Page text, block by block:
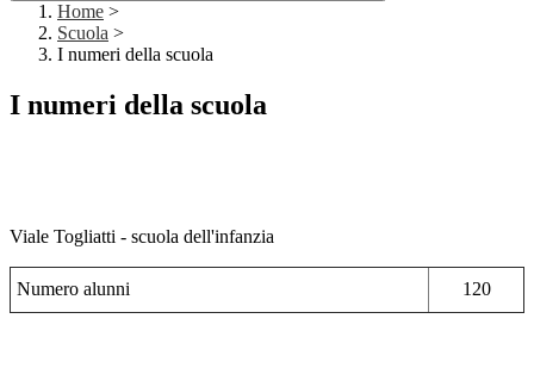
Home >
Scuola >
I numeri della scuola
I numeri della scuola
Viale Togliatti - scuola dell'infanzia
Numero alunni 120